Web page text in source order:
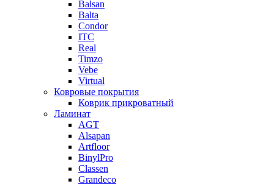
Balsan
Balta
Condor
ITC
Real
Timzo
Vebe
Virtual
Ковровые покрытия
Коврик прикроватный
Ламинат
AGT
Alsapan
Artfloor
BinylPro
Classen
Grandeco